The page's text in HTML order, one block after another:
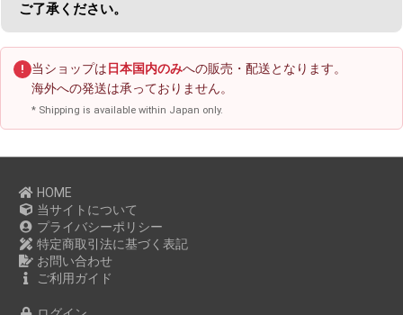
ご了承ください。
! 当ショップは 日本国内のみへの販売・配送となります。
海外への発送は承っておりません。
* Shipping is available within Japan only.
HOME
当サイトについて
プライバシーポリシー
特定商取引法に基づく表記
お問い合わせ
ご利用ガイド